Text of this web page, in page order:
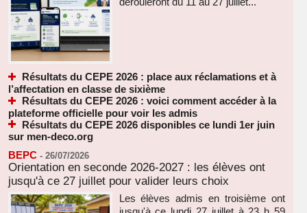
Résultats du CEPE 2026 : place aux réclamations et à
l’affectation en classe de sixième
Résultats du CEPE 2026 : voici comment accéder à la
plateforme officielle pour voir les admis
Résultats du CEPE 2026 disponibles ce lundi 1er juin
sur men-deco.org
BEPC - 26/07/2026
Orientation en seconde 2026-2027 : les élèves ont
jusqu'à ce 27 juillet pour valider leurs choix
Les élèves admis en troisième ont